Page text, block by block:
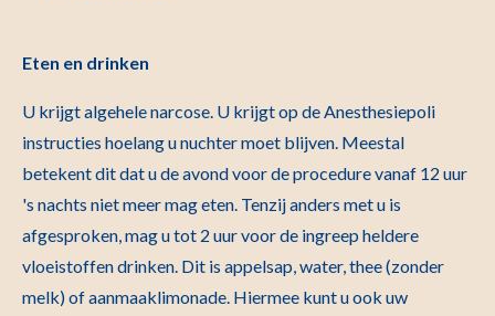
Eten en drinken
U krijgt algehele narcose. U krijgt op de Anesthesiepoli
instructies hoelang u nuchter moet blijven. Meestal
betekent dit dat u de avond voor de procedure vanaf 12 uur
's nachts niet meer mag eten. Tenzij anders met u is
afgesproken, mag u tot 2 uur voor de ingreep heldere
vloeistoffen drinken. Dit is appelsap, water, thee (zonder
melk) of aanmaaklimonade. Hiermee kunt u ook uw